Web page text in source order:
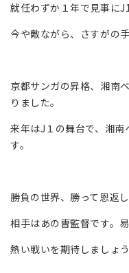
就任わずか１年で見事に
今や敵ながら、さすがの手
京都サンガの昇格、湘南
りました。
来年はJ１の舞台で、湘
す。
勝負の世界、勝って恩返
相手はあの曺監督です。
熱い戦いを期待しましょう